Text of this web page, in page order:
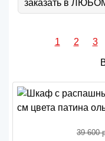
заказать в
1 2 3
39 600